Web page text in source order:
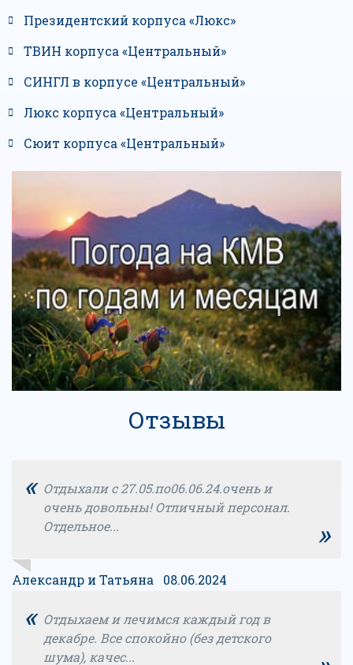
Президентский корпуса «Люкс»
ТВИН корпуса «Центральный»
СИНГЛ в корпусе «Центральный»
Люкс корпуса «Центральный»
Сюит корпуса «Центральный»
Отзывы
« Отдыхали с 27.05.по06.06.24.очень и
очень довольны! Отличный персонал.
Отдельное...
»
Александр и Татьяна 08.06.2024
« Отдыхаем и лечимся каждый год в
декабре. Все спокойно (без детского
шума), качес...